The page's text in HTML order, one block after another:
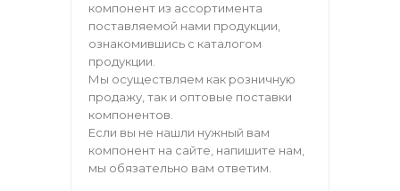
компонент из ассортимента
поставляемой нами продукции,
ознакомившись с каталогом
продукции.
Мы осуществляем как розничную
продажу, так и оптовые поставки
компонентов.
Если вы не нашли нужный вам
компонент на сайте, напишите нам,
мы обязательно вам ответим.